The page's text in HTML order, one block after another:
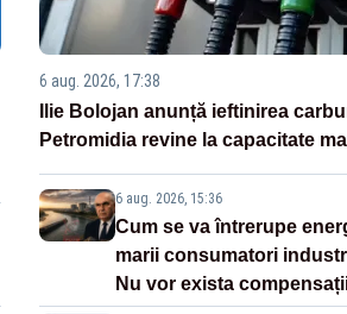
6 aug. 2026, 17:38
Ilie Bolojan anunță ieftinirea
Petromidia revine la capacitate
6 aug. 2026, 15:36
Cum se va întrerupe
marii consumatori
Nu vor exista